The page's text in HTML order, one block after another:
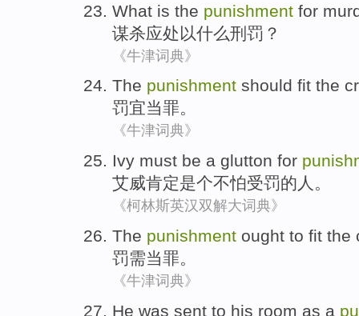
What is the punishment for
谋杀应处以什么刑罚 ？
《牛津词典》
The punishment should fit the
罚宜当罪。
《牛津词典》
Ivy must be a glutton for
艾威肯定是个不怕受罚的人。
《柯林斯英汉双解大词典》
The punishment ought to fit the
罚需当罪。
《牛津词典》
He was sent to his room as a